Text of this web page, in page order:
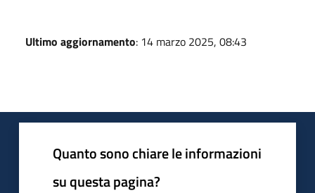
Ultimo aggiornamento: 14 marzo 2025, 08:43
Quanto sono chiare le informazioni
su questa pagina?